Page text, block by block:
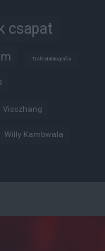
csapat
Trófeabibliográfia
Visszhang
Willy Kambwala